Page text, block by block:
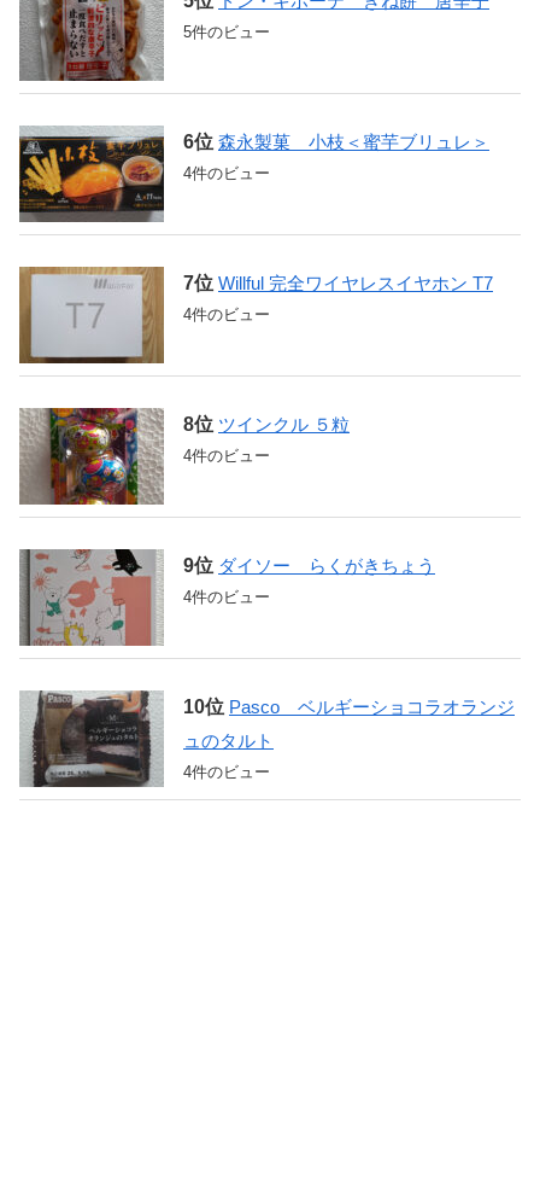
5件のビュー
森永製菓 小枝＜蜜芋ブリュレ＞
4件のビュー
Willful 完全ワイヤレスイヤホン T7
4件のビュー
ツインクル ５粒
4件のビュー
ダイソー らくがきちょう
4件のビュー
Pasco ベルギーショコラオランジ
ュのタルト
4件のビュー